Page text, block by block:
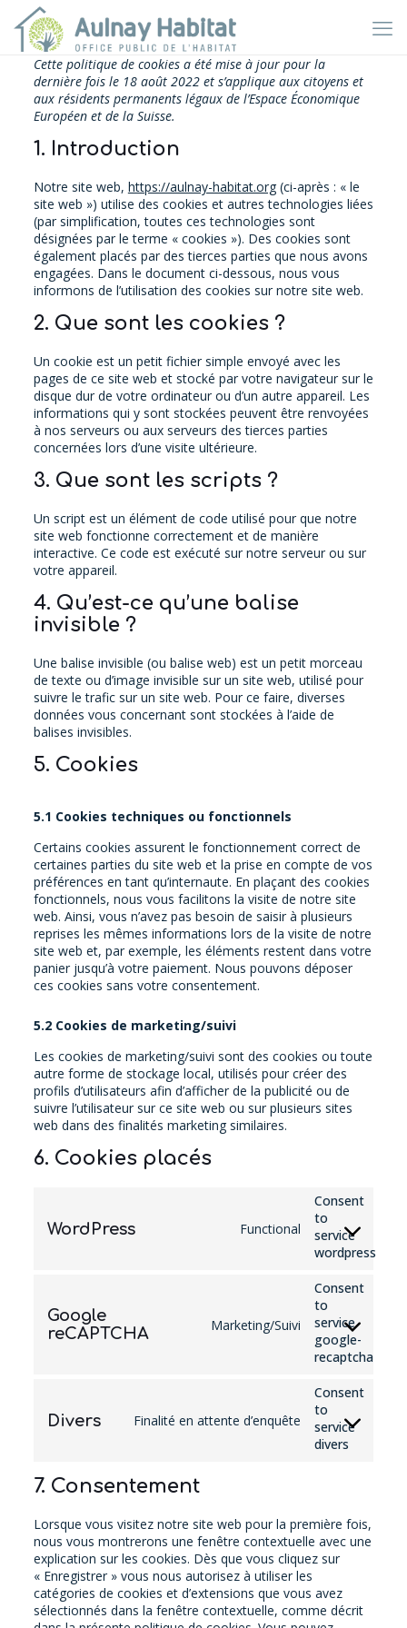
Cette politique de cookies a été mise à jour pour la
dernière fois le 18 août 2022 et s’applique aux citoyens et
aux résidents permanents légaux de l’Espace Économique
Européen et de la Suisse.
1. Introduction
Notre site web, https://aulnay-habitat.org(ci-après : « le
site web ») utilise des cookies et autres technologies liées
(par simplification, toutes ces technologies sont
désignées par le terme « cookies »). Des cookies sont
également placés par des tierces parties que nous avons
engagées. Dans le document ci-dessous, nous vous
informons de l’utilisation des cookies sur notre site web.
2. Que sont les cookies ?
Un cookie est un petit fichier simple envoyé avec les
pages de ce site web et stocké par votre navigateur sur le
disque dur de votre ordinateur ou d’un autre appareil. Les
informations qui y sont stockées peuvent être renvoyées
à nos serveurs ou aux serveurs des tierces parties
concernées lors d’une visite ultérieure.
3. Que sont les scripts ?
Un script est un élément de code utilisé pour que notre
site web fonctionne correctement et de manière
interactive. Ce code est exécuté sur notre serveur ou sur
votre appareil.
4. Qu’est-ce qu’une balise
invisible ?
Une balise invisible (ou balise web) est un petit morceau
de texte ou d’image invisible sur un site web, utilisé pour
suivre le trafic sur un site web. Pour ce faire, diverses
données vous concernant sont stockées à l’aide de
balises invisibles.
5. Cookies
5.1 Cookies techniques ou fonctionnels
Certains cookies assurent le fonctionnement correct de
certaines parties du site web et la prise en compte de vos
préférences en tant qu’internaute. En plaçant des cookies
fonctionnels, nous vous facilitons la visite de notre site
web. Ainsi, vous n’avez pas besoin de saisir à plusieurs
reprises les mêmes informations lors de la visite de notre
site web et, par exemple, les éléments restent dans votre
panier jusqu’à votre paiement. Nous pouvons déposer
ces cookies sans votre consentement.
5.2 Cookies de marketing/suivi
Les cookies de marketing/suivi sont des cookies ou toute
autre forme de stockage local, utilisés pour créer des
profils d’utilisateurs afin d’afficher de la publicité ou de
suivre l’utilisateur sur ce site web ou sur plusieurs sites
web dans des finalités marketing similaires.
6. Cookies placés
WordPress Functional
Consent
to
service
wordpress
Google
reCAPTCHA
Marketing/Suivi
Consent
to
service
google-
recaptcha
Divers Finalité en attente d’enquête
Consent
to
service
divers
7. Consentement
Lorsque vous visitez notre site web pour la première fois,
nous vous montrerons une fenêtre contextuelle avec une
explication sur les cookies. Dès que vous cliquez sur
« Enregistrer » vous nous autorisez à utiliser les
catégories de cookies et d’extensions que vous avez
sélectionnés dans la fenêtre contextuelle, comme décrit